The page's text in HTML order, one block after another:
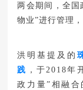
两会期间，全国
物业”进行管理
洪明基提及的
践 ，于2018年
政力量”相融